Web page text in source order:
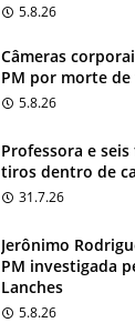
5.8.26
Câmeras
PM por morte
5.8.26
Professora e
tiros dentro de
31.7.26
Jerônimo
PM investigada
Lanches
5.8.26